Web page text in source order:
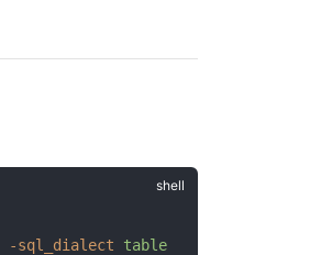
-sql_dialect table